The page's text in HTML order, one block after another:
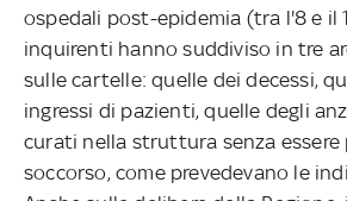
ospedali post-epidemia (tra l'8 e il
inquirenti hanno suddiviso in tre
sulle cartelle: quelle dei decessi,
ingressi di pazienti, quelle degli
curati nella struttura senza
soccorso, come prevedevano le